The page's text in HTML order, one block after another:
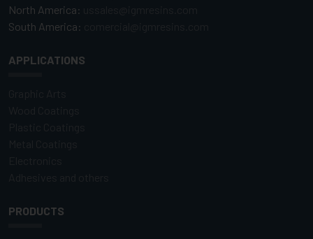
North America:
South America:
APPLICATIONS
PRODUCTS